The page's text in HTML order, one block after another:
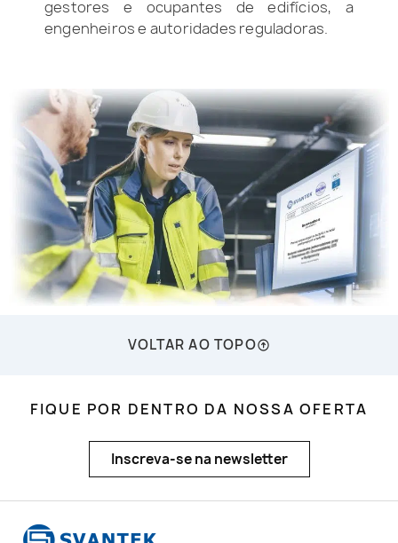
gestores e ocupantes de edifícios, a
engenheiros e autoridades reguladoras.
VOLTAR AO TOPO
FIQUE POR DENTRO DA NOSSA OFERTA
Inscreva-se na newsletter